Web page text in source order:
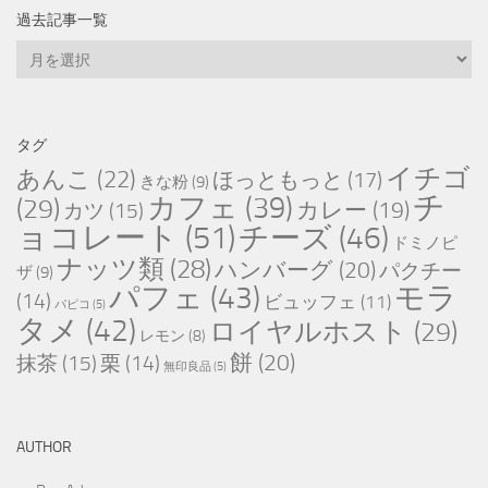
過去記事一覧
一
覧
タグ
あんこ (22) きな粉 (9) ほっともっと (17) イチゴ
(29) カツ (15) カフェ (39) カレー (19) チ
ョコレート (51)チーズ (46) ドミノピ
ザ (9) ナッツ類 (28)ハンバーグ (20)パクチー
(14) パピコ (5) パフェ (43) ビュッフェ (11) モラ
タメ (42) レモン (8) ロイヤルホスト (29)
抹茶 (15) 栗 (14) 無印良品 (5) 餅 (20)
AUTHOR